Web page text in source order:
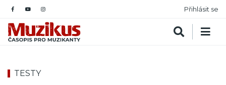
Přihlásit se
TESTY